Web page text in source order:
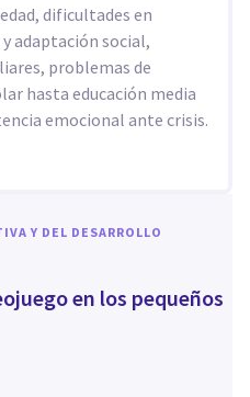
dificultades en
adaptación social,
problemas de
hasta educación media
emocional ante crisis.
Y DEL DESARROLLO
en los pequeños